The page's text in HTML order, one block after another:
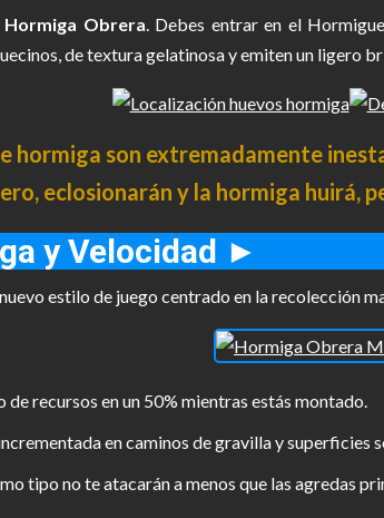
Hormiga Obrera. Debes entrar en el
de textura gelatinosa y emiten un ligero
hormiga son extremadamente
eclosionarán y la hormiga huirá,
y Velocidad ►
estilo de juego centrado en la recolección
recursos en un 50% mientras estás montado.
en caminos de gravilla y superficies
tipo no te atacarán a menos que las agredas